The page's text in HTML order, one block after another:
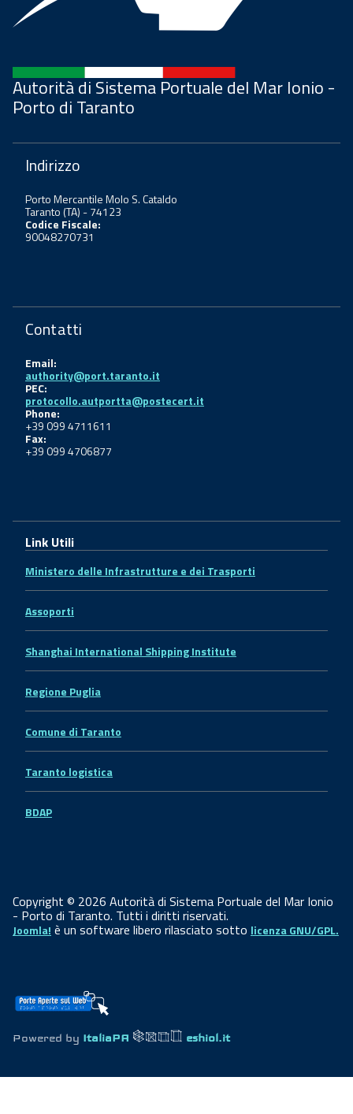
Autorità di Sistema Portuale del Mar Ionio -
Porto di Taranto
Indirizzo
Porto Mercantile Molo S. Cataldo
Taranto (TA) - 74123
Codice Fiscale:
90048270731
Contatti
Email:
authority@port.taranto.it
PEC:
protocollo.autportta@postecert.it
Phone:
+39 099 4711611
Fax:
+39 099 4706877
Link Utili
Ministero delle Infrastrutture e dei Trasporti
Assoporti
Shanghai International Shipping Institute
Regione Puglia
Comune di Taranto
Taranto logistica
BDAP
Copyright © 2026 Autorità di Sistema Portuale del Mar Ionio
- Porto di Taranto. Tutti i diritti riservati.
Joomla! è un software libero rilasciato sotto licenza GNU/GPL.
Powered by ItaliaPA eshiol.it